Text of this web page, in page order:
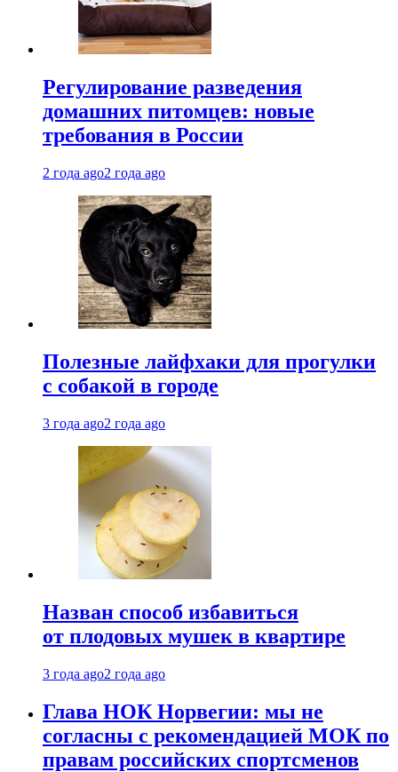
Регулирование разведения
домашних питомцев: новые
требования в России
2 года ago2 года ago
Полезные лайфхаки для прогулки
с собакой в городе
3 года ago2 года ago
Назван способ избавиться
от плодовых мушек в квартире
3 года ago2 года ago
Глава НОК Норвегии: мы не
согласны с рекомендацией МОК по
правам российских спортсменов